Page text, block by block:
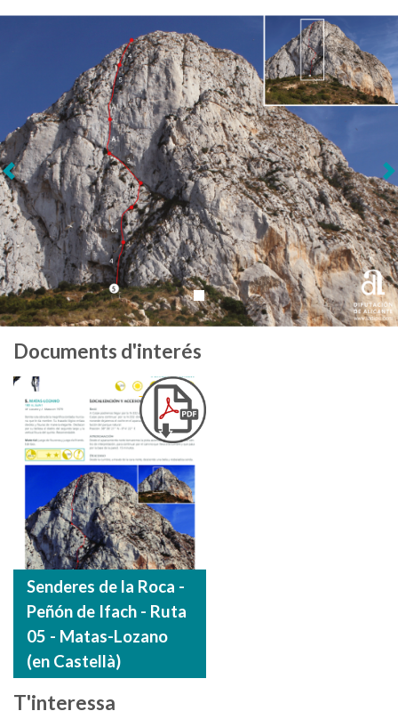
Següent
Documents d'interés
Senderes de la Roca -
Peñón de Ifach - Ruta
05 - Matas-Lozano
(en Castellà)
T'interessa